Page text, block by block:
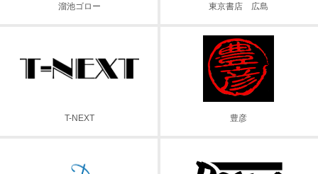
溜池ゴロー 東京書店 広島
T-NEXT 豊彦